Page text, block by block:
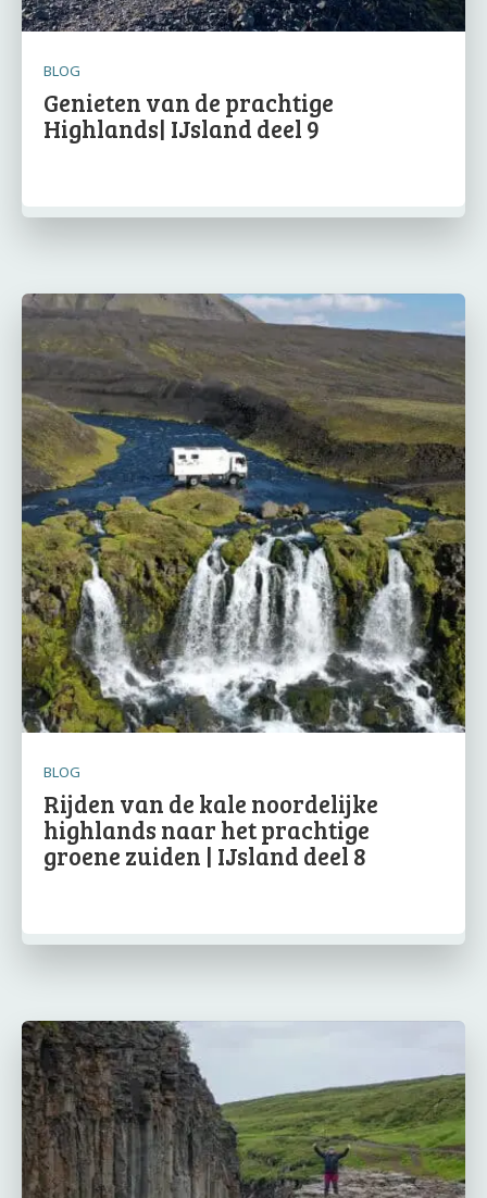
BLOG
Genieten van de prachtige
Highlands| IJsland deel 9
BLOG
Rijden van de kale noordelijke
highlands naar het prachtige
groene zuiden | IJsland deel 8